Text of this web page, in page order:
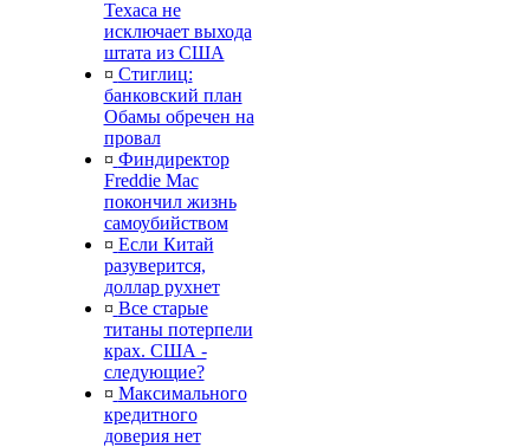
Техаса не
исключает выхода
штата из США
¤ Стиглиц:
банковский план
Обамы обречен на
провал
¤ Финдиректор
Freddie Mac
покончил жизнь
самоубийством
¤ Если Китай
разуверится,
доллар рухнет
¤ Все старые
титаны потерпели
крах. США -
следующие?
¤ Максимального
кредитного
доверия нет